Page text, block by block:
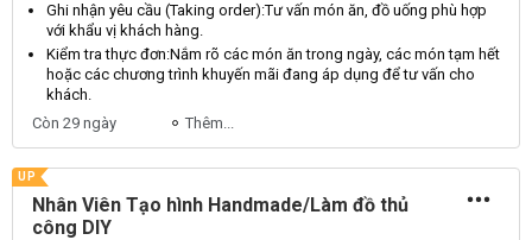
Ghi nhận yêu cầu (Taking order):Tư vấn món ăn, đồ uống phù hợp
với khẩu vị khách hàng.
Kiểm tra thực đơn:Nắm rõ các món ăn trong ngày, các món tạm hết
hoặc các chương trình khuyến mãi đang áp dụng để tư vấn cho
khách.
Còn 29 ngày
Thêm...
UP
Nhân Viên Tạo hình Handmade/Làm đồ thủ
công DIY